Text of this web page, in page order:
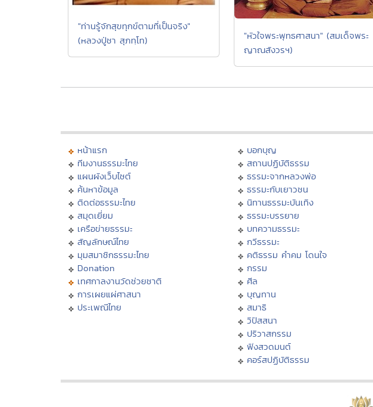
"ท่านรู้จักสุขทุกข์ตามที่เป็นจริง"
(หลวงปู่ชา สุภทฺโท)
"หัวใจพระพุทธศาสนา" (สมเด็จพระ
ญาณสังวรฯ)
หน้าแรก
ทีมงานธรรมะไทย
แผนผังเว็บไซต์
ค้นหาข้อมูล
ติดต่อธรรมะไทย
สมุดเยี่ยม
เครือข่ายธรรมะ
สัญลักษณ์ไทย
มุมสมาชิกธรรมะไทย
Donation
เทศกาลงานวัดช่วยชาติ
การเผยแผ่ศาสนา
ประเพณีไทย
บอกบุญ
สถานปฏิบัติธรรม
ธรรมะจากหลวงพ่อ
ธรรมะกับเยาวชน
นิทานธรรมะบันเทิง
ธรรมะบรรยาย
บทความธรรมะ
กวีธรรมะ
คติธรรม คำคม โดนใจ
กรรม
ศีล
บุญทาน
สมาธิ
วิปัสสนา
ปริวาสกรรม
ฟังสวดมนต์
คอร์สปฏิบัติธรรม